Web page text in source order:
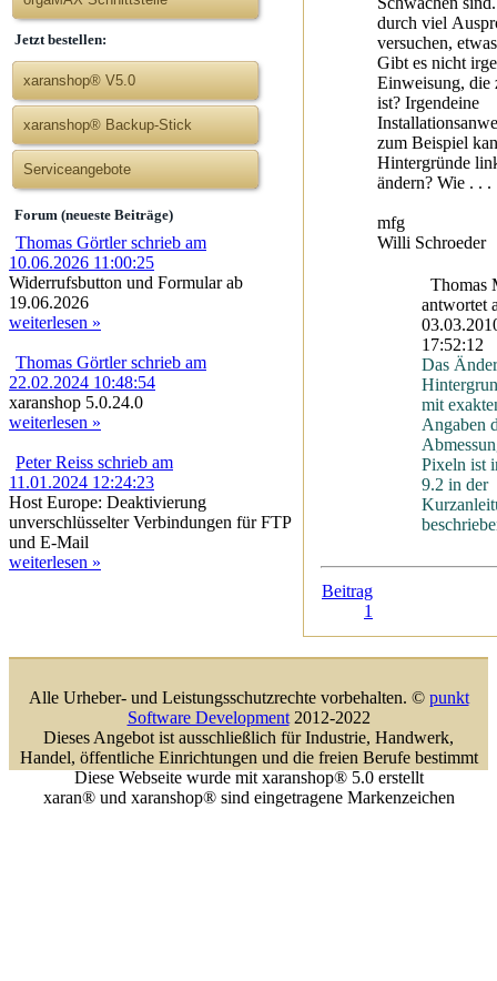
Jetzt bestellen:
xaranshop® V5.0
xaranshop® Backup-Stick
Serviceangebote
Forum (neueste Beiträge)
Thomas Görtler schrieb am
10.06.2026 11:00:25
Widerrufsbutton und Formular ab
19.06.2026
weiterlesen »
Thomas Görtler schrieb am
22.02.2024 10:48:54
xaranshop 5.0.24.0
weiterlesen »
Peter Reiss schrieb am
11.01.2024 12:24:23
Host Europe: Deaktivierung
unverschlüsselter Verbindungen für FTP
und E-Mail
weiterlesen »
durch viel
versuchen,
Gibt es nicht
Einweisung, die
ist? Irgendeine
zum Beispiel
Hintergründe
ändern? Wie . . .
mfg
Willi Schroeder
Thomas
antwortet
17:52:12
Das
mit
Angaben
Pixeln ist
9.2 in der
Beitrag
1
Alle Urheber- und Leistungsschutzrechte vorbehalten. © punkt
Software Development2012-2022
Dieses Angebot ist ausschließlich für Industrie, Handwerk,
Handel, öffentliche Einrichtungen und die freien Berufe bestimmt
Diese Webseite wurde mit xaranshop® 5.0 erstellt
xaran® und xaranshop® sind eingetragene Markenzeichen